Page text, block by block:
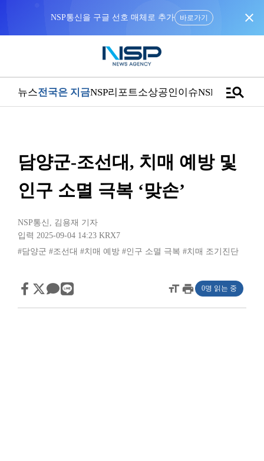
바로가기 close
뉴스전국은 지금NSP리포트소상공인이슈NSPTVmanage_search
담양군-조선대, 치매 예방 및
인구 소멸 극복 ‘맞손’
NSP통신 , 김용재 기자
입력 2025-09-04 14:23 KRX7
#담양군 #조선대 #치매 예방 #인구 소멸 극복 #치매 조기진단
format_sizeprint 0명 읽는 중